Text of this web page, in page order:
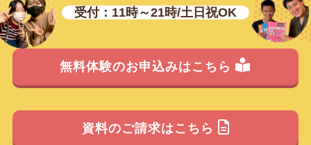
受付：11時～21時/土日祝OK
無料体験のお申込みはこちら
資料のご請求はこちら